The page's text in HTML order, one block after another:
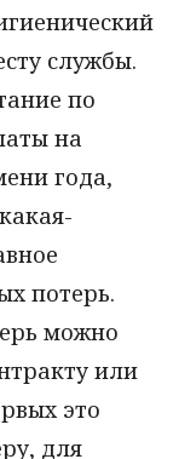
службы.
по
на
года,
потерь.
можно
или
это
для